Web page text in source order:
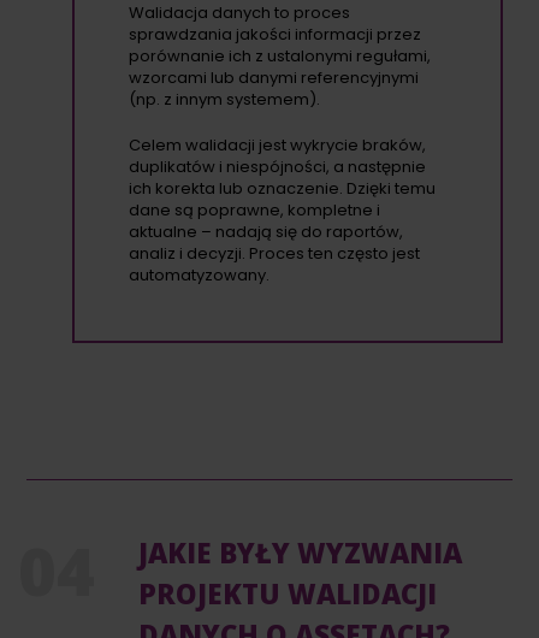
Walidacja danych to proces
sprawdzania jakości informacji przez
porównanie ich z ustalonymi regułami,
wzorcami lub danymi referencyjnymi
(np. z innym systemem).
Celem walidacji jest wykrycie braków,
duplikatów i niespójności, a następnie
ich korekta lub oznaczenie. Dzięki temu
dane są poprawne, kompletne i
aktualne – nadają się do raportów,
analiz i decyzji. Proces ten często jest
automatyzowany.
JAKIE BYŁY WYZWANIA
PROJEKTU WALIDACJI